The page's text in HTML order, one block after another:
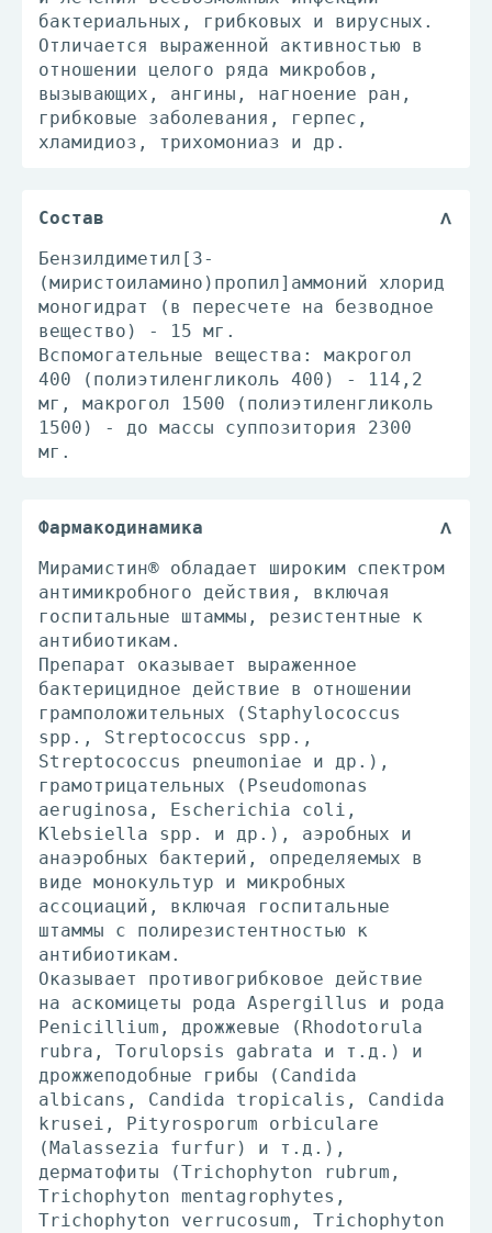
бактериальных, грибковых и вирусных.
Отличается выраженной активностью в
отношении целого ряда микробов,
вызывающих, ангины, нагноение ран,
грибковые заболевания, герпес,
хламидиоз, трихомониаз и др.
Состав
Бензилдиметил[3-
(миристоиламино)пропил]аммоний хлорид
моногидрат (в пересчете на безводное
вещество) - 15 мг.
Вспомогательные вещества: макрогол
400 (полиэтиленгликоль 400) - 114,2
мг, макрогол 1500 (полиэтиленгликоль
1500) - до массы суппозитория 2300
мг.
Фармакодинамика
Мирамистин® обладает широким спектром
антимикробного действия, включая
госпитальные штаммы, резистентные к
антибиотикам.
Препарат оказывает выраженное
бактерицидное действие в отношении
грамположительных (Staphylococcus
spp., Streptococcus spp.,
Streptococcus pneumoniae и др.),
грамотрицательных (Pseudomonas
aeruginosa, Escherichia coli,
Klebsiella spp. и др.), аэробных и
анаэробных бактерий, определяемых в
виде монокультур и микробных
ассоциаций, включая госпитальные
штаммы с полирезистентностью к
антибиотикам.
Оказывает противогрибковое действие
на аскомицеты рода Aspergillus и рода
Penicillium, дрожжевые (Rhodotorula
rubra, Torulopsis gabrata и т.д.) и
дрожжеподобные грибы (Candida
albicans, Candida tropicalis, Candida
krusei, Pityrosporum orbiculare
(Malassezia furfur) и т.д.),
дерматофиты (Trichophyton rubrum,
Trichophyton mentagrophytes,
Trichophyton verrucosum, Trichophyton